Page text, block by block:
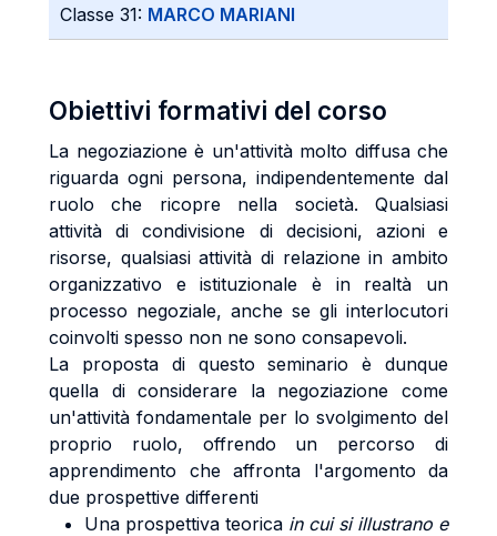
Classe 31: MARCO MARIANI
Obiettivi formativi del corso
La negoziazione è un'attività molto diffusa che
riguarda ogni persona, indipendentemente dal
ruolo che ricopre nella società. Qualsiasi
attività di condivisione di decisioni, azioni e
risorse, qualsiasi attività di relazione in ambito
organizzativo e istituzionale è in realtà un
processo negoziale, anche se gli interlocutori
coinvolti spesso non ne sono consapevoli.
La proposta di questo seminario è dunque
quella di considerare la negoziazione come
un'attività fondamentale per lo svolgimento del
proprio ruolo, offrendo un percorso di
apprendimento che affronta l'argomento da
due prospettive differenti
Una prospettiva teorica in cui si illustrano e